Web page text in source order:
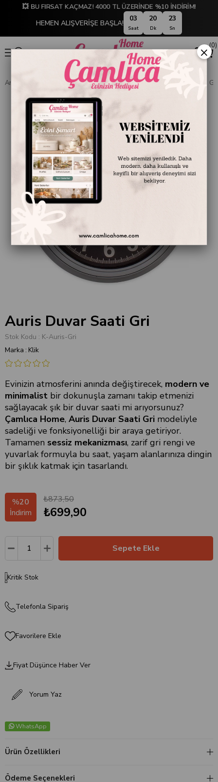
💥 BU FIRSAT KAÇMAZ! 4000 TL ÜZERİNDE %10 İNDİRİM!
HEMEN ALIŞVERİŞE BAŞLA!
03
Saat
20
Dk
22
Sn
0
Anasayfa DEKORASYON Saat Duvar Saatleri Auris Duvar Saati Gri
Auris Duvar Saati Gri
Stok Kodu
K-Auris-Gri
Marka : Klik
Evinizin atmosferini anında değiştirecek, modern ve
minimalist bir dokunuşla zamanı takip etmenizi
sağlayacak şık bir duvar saati mi arıyorsunuz?
Çamlıca Home, Auris Duvar Saati Gri modeliyle
sadeliği ve fonksiyonelliği bir araya getiriyor.
Tamamen sessiz mekanizması, zarif gri rengi ve
yuvarlak formuyla bu saat, yaşam alanlarınıza dingin
bir şıklık katmak için tasarlandı.
%20
İndirim
₺873,50
₺699,90
Kritik Stok
Telefonla Sipariş
Favorilere Ekle
Fiyat Düşünce Haber Ver
Yorum Yaz
WhatsApp
Ürün Özellikleri
Ödeme Seçenekleri
×